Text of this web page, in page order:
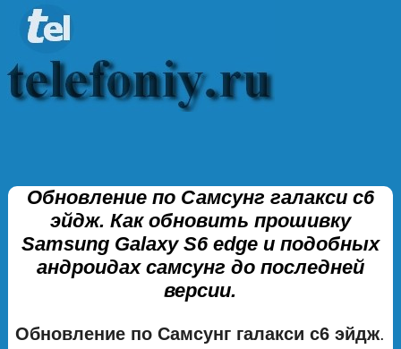
Обновление по Самсунг галакси с6
эйдж. Как обновить прошивку
Samsung Galaxy S6 edge и подобных
андроидах самсунг до последней
версии.
Обновление по Самсунг галакси с6 эйдж.